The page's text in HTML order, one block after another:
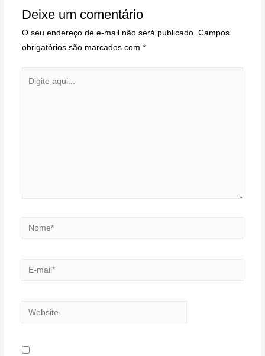
Deixe um comentário
O seu endereço de e-mail não será publicado. Campos
obrigatórios são marcados com *
aqui...
Nome*
E-
Website